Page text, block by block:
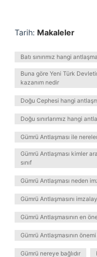
Tarih: Makaleler
Batı sınırımız hangi
Buna göre Yeni Türk
kazanım nedir
Doğu Cephesi hangi
Doğu sınırlarımız hangi
Gümrü Antlaşması ile nereler
Gümrü Antlaşması kimler
sınıf
Gümrü Antlaşması neden
Gümrü Antlaşmasını
Gümrü Antlaşmasının en
Gümrü Antlaşmasının
Gümrü nereye bağlıdır